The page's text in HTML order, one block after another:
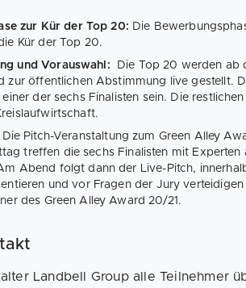
zur Kür der Top 20: Die
Kür der Top 20.
und Vorauswahl: Die Top 20 werden ab
zur öffentlichen Abstimmung live gestellt.
der sechs Finalisten sein. Die
Die Pitch-Veranstaltung zum Green Alley
treffen die sechs Finalisten mit Experten
Abend folgt dann der Live-Pitch,
und vor Fragen der Jury verteidigen
des Green Alley Award 20/21.
Landbell Group alle Teilnehmer